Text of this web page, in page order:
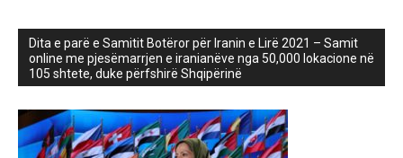
Dita e parë e Samitit Botëror për Iranin e Lirë 2021 – Samit
online me pjesëmarrjen e iranianëve nga 50,000 lokacione në
105 shtete, duke përfshirë Shqipërinë